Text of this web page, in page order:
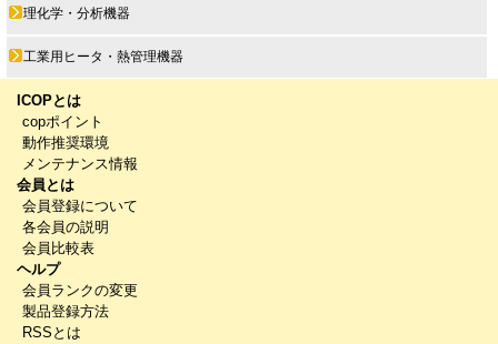
理化学・分析機器
工業用ヒータ・熱管理機器
ICOPとは
copポイント
動作推奨環境
メンテナンス情報
会員とは
会員登録について
各会員の説明
会員比較表
ヘルプ
会員ランクの変更
製品登録方法
RSSとは